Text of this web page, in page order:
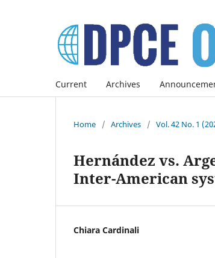
Current Archives
Home / Archives / Vol. 42 No. 1
Hernández vs.
Inter-American
Chiara Cardinali